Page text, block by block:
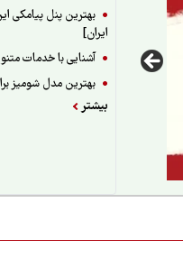
ایران]
آشنایی با خدمات
بهترین مدل شومیز برای افراد
بیشتر